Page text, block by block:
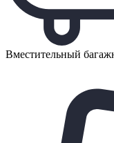
Вместительный